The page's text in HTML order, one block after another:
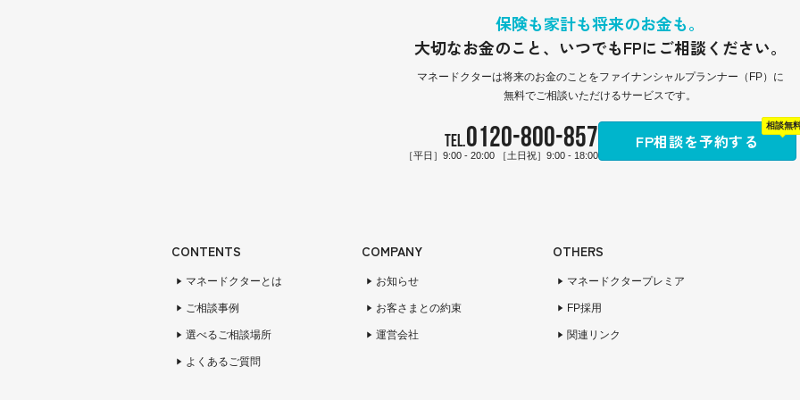
保険も家計も将来のお金も。
大切なお金のこと、 いつでもFPにご相談ください。
マネードクターは将来のお金のことをファイナンシャルプランナー（FP）に
無料でご相談いただけるサービスです。
TEL. 0120-800-857
［平日］9:00 - 20:00 ［土日祝］9:00 - 18:00
FP相談を予約する
相談無
CONTENTS
マネードクターとは
ご相談事例
選べるご相談場所
よくあるご質問
COMPANY
お知らせ
お客さまとの約束
運営会社
OTHERS
マネードクタープレミア
FP採用
関連リンク